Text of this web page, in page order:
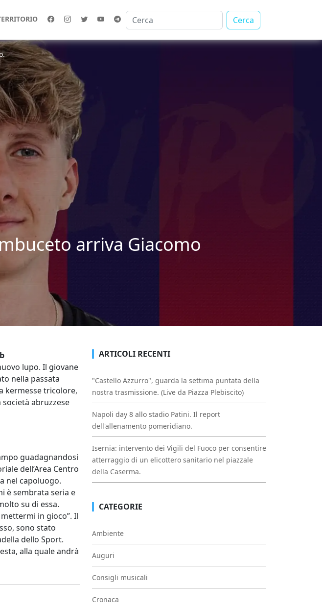
Cerca
arriva Giacomo
lupo. Il giovane
nella passata
kermesse tricolore,
abruzzese
guadagnandosi
dell’Area Centro
nel capoluogo.
è sembrata seria e
su di essa.
in gioco”. Il
sono stato
dello Sport.
alla quale andrà
ARTICOLI RECENTI
"Castello Azzurro", guarda la settima puntata della
nostra trasmissione. (Live da Piazza Plebiscito)
Napoli day 8 allo stadio Patini. Il report
dell'allenamento pomeridiano.
Isernia: intervento dei Vigili del Fuoco per consentire
atterraggio di un elicottero sanitario nel piazzale
della Caserma.
CATEGORIE
Ambiente
Auguri
Consigli musicali
Cronaca